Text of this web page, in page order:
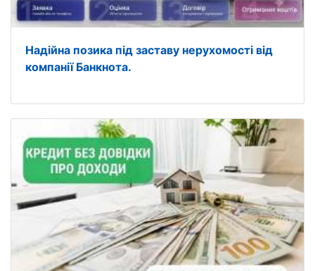
Надійна позика під заставу нерухомості від
компанії Банкнота.